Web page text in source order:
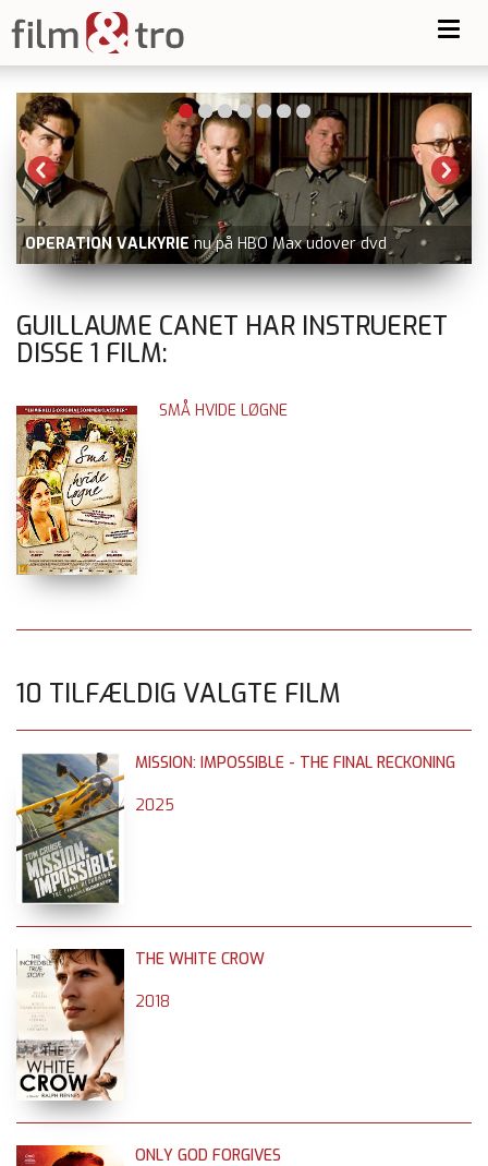
OPERATION VALKYRIE nu på HBO Max udover dvd
GUILLAUME CANET HAR INSTRUERET
DISSE 1 FILM:
SMÅ HVIDE LØGNE
10 TILFÆLDIG VALGTE FILM
MISSION: IMPOSSIBLE - THE FINAL RECKONING
2025
THE WHITE CROW
2018
ONLY GOD FORGIVES